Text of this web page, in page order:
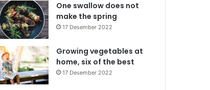
One swallow does not
make the spring
17 Desember 2022
Growing vegetables at
home, six of the best
17 Desember 2022